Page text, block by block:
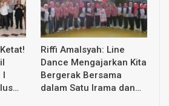
I
Riffi Amalsyah: Line
Dance Mengajarkan Kita
Bergerak Bersama
dalam Satu Irama dan…